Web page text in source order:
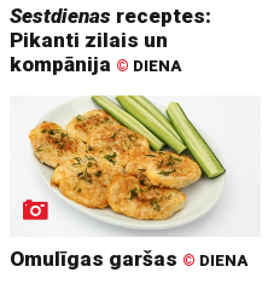
Sestdienas receptes:
Pikanti zilais un
kompānija © DIENA
Omulīgas garšas © DIENA